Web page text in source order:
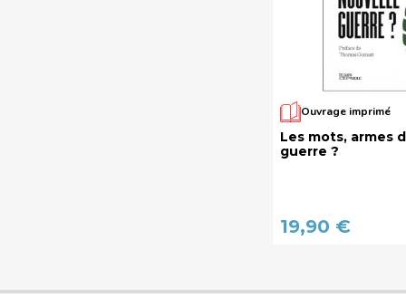
Ouvrage imprimé
Les mots, armes
guerre ?
19,90 €